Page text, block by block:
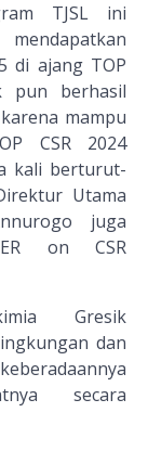
TJSL ini
di ajang TOP
pun berhasil
mampu
CSR 2024
kali berturut-
Utama
juga
on CSR
Gresik
dan
secara